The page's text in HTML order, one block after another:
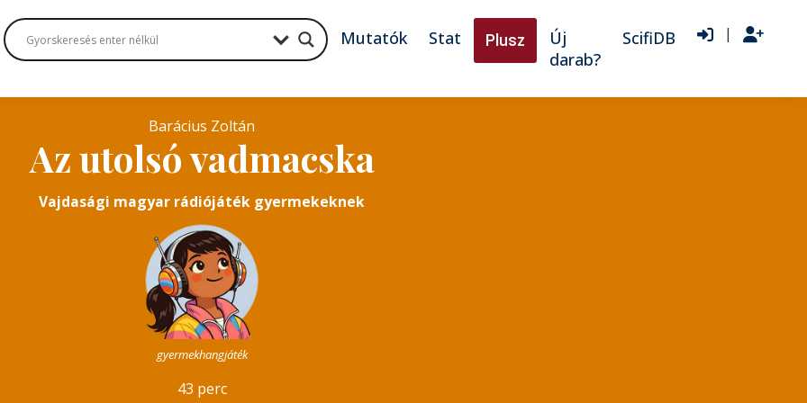
Mutatók Stat Plusz
Új
darab?
ScifiDB |
Barácius Zoltán
Az utolsó vadmacska
Vajdasági magyar rádiójáték gyermekeknek
gyermekhangjáték
43 perc